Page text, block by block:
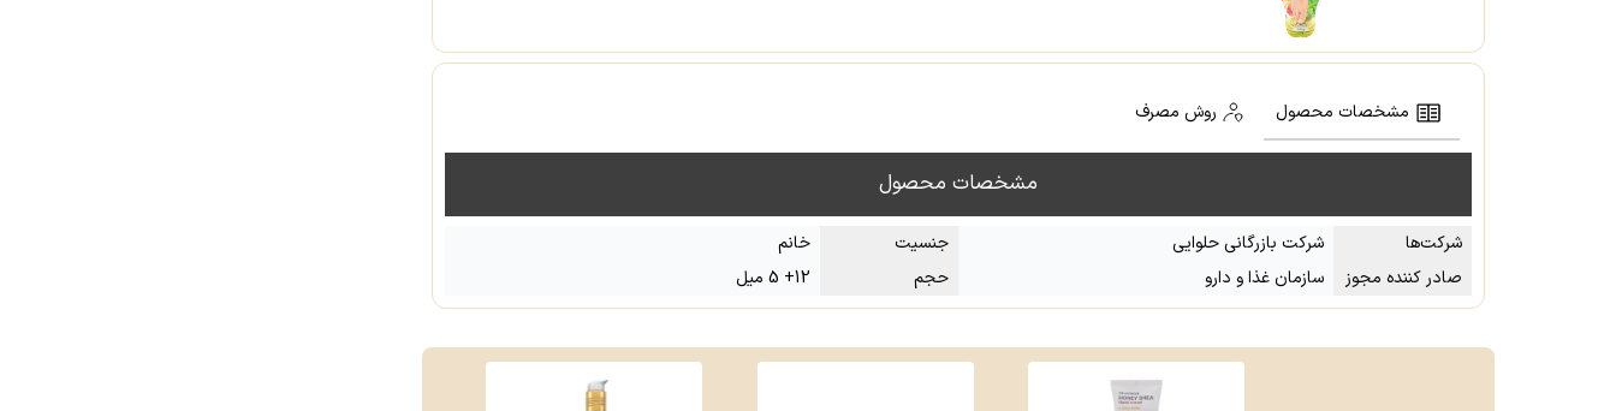
مشخصات محصول روش مصرف
مشخصات محصول
شرکت‌ها شرکت بازرگانی حلوایی جنسیت
خانم
صادر کننده مجوز
سازمان غذا و دارو حجم 12+ 5 میل